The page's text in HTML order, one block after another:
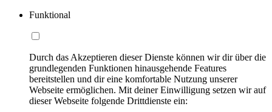
Funktional
Durch das Akzeptieren dieser Dienste können wir dir über die
grundlegenden Funktionen hinausgehende Features
bereitstellen und dir eine komfortable Nutzung unserer
Webseite ermöglichen. Mit deiner Einwilligung setzen wir auf
dieser Webseite folgende Drittdienste ein: